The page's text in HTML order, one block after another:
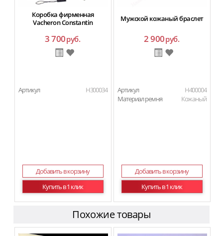
Коробка фирменная
Vacheron Constantin
3 700руб.
Артикул H300034
Добавить в корзину
Купить в 1 клик
Мужской кожаный браслет
2 900руб.
Артикул
H400004
Материал ремня
Кожаный
Добавить в корзину
Купить в 1 клик
Похожие товары